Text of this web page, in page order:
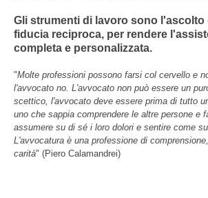
Gli strumenti di lavoro sono l'ascolto
fiducia reciproca, per rendere
completa e personalizzata.
"Molte professioni possono farsi col cervello e
l'avvocato no. L'avvocato non può essere un
scettico, l'avvocato deve essere prima di tutto
uno che sappia comprendere le altre persone e
assumere su di sé i loro dolori e sentire come
L'avvocatura è una professione di
carità" (Piero Calamandrei)